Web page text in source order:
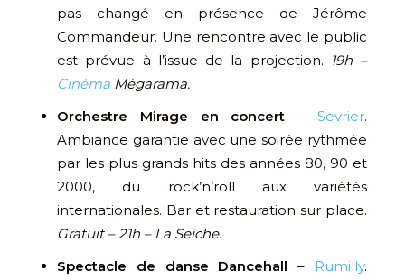
pas changé en présence de Jérôme
Commandeur. Une rencontre avec le public
est prévue à l’issue de la projection. 19h –
Cinéma Mégarama.
Orchestre Mirage en concert –Sevrier.
Ambiance garantie avec une soirée rythmée
par les plus grands hits des années 80, 90 et
2000, du rock’n’roll aux variétés
internationales. Bar et restauration sur place.
Gratuit – 21h – La Seiche.
Spectacle de danse Dancehall – Rumilly.